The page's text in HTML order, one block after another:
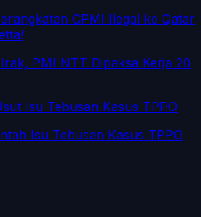
CPMI Ilegal ke Qatar
PMI NTT Dipaksa Kerja 20
Isu Tebusan Kasus TPPO
Isu Tebusan Kasus TPPO